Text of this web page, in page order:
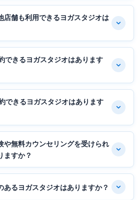
店舗も利用できるヨガスタジオは
できるヨガスタジオはあります
できるヨガスタジオはあります
や無料カウンセリングを受けられ
ますか？
あるヨガスタジオはありますか？